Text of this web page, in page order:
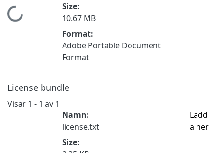
Size:
10.67 MB
Format:
Adobe Portable Document
Format
License bundle
Visar 1 - 1 av 1
Namn:
license.txt
Size:
Ladd
a ner